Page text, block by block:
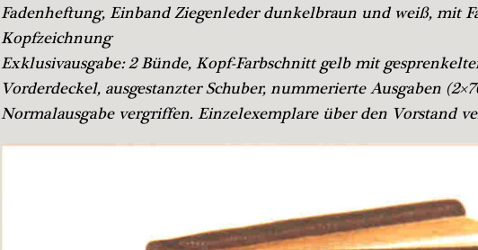
Fadenheftung, Einband Ziegenleder dunkelbraun und weiß, mit
Kopfzeichnung
Exklusivausgabe: 2 Bünde, Kopf-Farbschnitt gelb mit
Vorderdeckel, ausgestanzter Schuber, nummerierte Ausgaben
Normalausgabe vergriffen. Einzelexemplare über den Vorstand